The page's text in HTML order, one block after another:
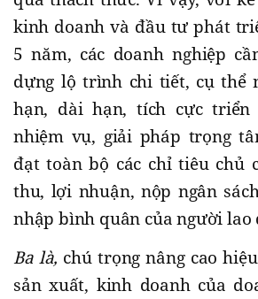
kinh doanh và đầu tư phát
5 năm, các doanh nghiệp
dựng lộ trình chi tiết, cụ thể
hạn, dài hạn, tích cực
nhiệm vụ, giải pháp trọng
đạt toàn bộ các chỉ tiêu chủ
thu, lợi nhuận, nộp ngân
nhập bình quân của người lao
Ba là, chú trọng nâng cao
sản xuất, kinh doanh của